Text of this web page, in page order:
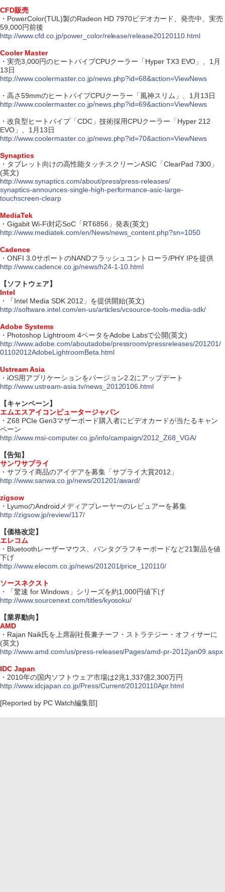
CFD販売
・PowerColor(TUL)製のRadeon HD 7970ビデオカード、発売中、実売
59,000円前後
http://www.cfd.co.jp/power_color/release/release20120110.html
Cooler Master
・実売3,000円のヒートパイプCPUクーラー「Hyper TX3 EVO」、1月
13日
http://www.coolermaster.co.jp/news.php?id=68&action=ViewNews
・高さ59mmのヒートパイプCPUクーラー「風神スリム」、1月13日
http://www.coolermaster.co.jp/news.php?id=69&action=ViewNews
・改良型ヒートパイプ「CDC」技術採用CPUクーラー「Hyper 212
EVO」、1月13日
http://www.coolermaster.co.jp/news.php?id=70&action=ViewNews
Synaptics
・タブレット向けの高性能タッチスクリーンASIC「ClearPad 7300」
(英文)
http://www.synaptics.com/about/press/press-releases/
synaptics-announces-single-high-performance-asic-large-
touchscreen-clearp
MediaTek
・Gigabit Wi-Fi対応SoC「RT6856」発表(英文)
http://www.mediatek.com/en/News/news_content.php?sn=1050
Cadence
・ONFI 3.0サポートのNANDフラッシュコントローラ/PHY IPを提供
http://www.cadence.co.jp/news/h24-1-10.html
【ソフトウェア】
Intel
・「Intel Media SDK 2012」を提供開始(英文)
http://software.intel.com/en-us/articles/vcsource-tools-media-sdk/
Adobe Systems
・Photoshop Lightroom 4ベータをAdobe Labsで公開(英文)
http://www.adobe.com/aboutadobe/pressroom/pressreleases/201201/
01102012AdobeLightroomBeta.html
Ustream Asia
・iOS用アプリケーションをバージョン2.2にアップデート
http://www.ustream-asia.tv/news_20120106.html
【キャンペーン】
エムエスアイコンピュータージャパン
・Z68 PCIe Gen3マザーボード購入者にビデオカードが当たるキャン
ペーン
http://www.msi-computer.co.jp/info/campaign/2012_Z68_VGA/
【告知】
サンワサプライ
・サプライ商品のアイデアを募集「サプライ大賞2012」
http://www.sanwa.co.jp/news/201201/award/
zigsow
・LyumoのAndroidメディアプレーヤーのレビュアーを募集
http://zigsow.jp/review/117/
【価格改定】
エレコム
・Bluetoothレーザーマウス、パンタグラフキーボードなど21製品を値
下げ
http://www.elecom.co.jp/news/201201/price_120110/
ソースネクスト
・「驚速 for Windows」シリーズを約1,000円値下げ
http://www.sourcenext.com/titles/kyosoku/
【業界動向】
AMD
・Rajan Naik氏を上席副社長兼チーフ・ストラテジー・オフィサーに
(英文)
http://www.amd.com/us/press-releases/Pages/amd-pr-2012jan09.aspx
IDC Japan
・2010年の国内ソフトウェア市場は2兆1,337億2,300万円
http://www.idcjapan.co.jp/Press/Current/20120110Apr.html
[Reported by PC Watch編集部]